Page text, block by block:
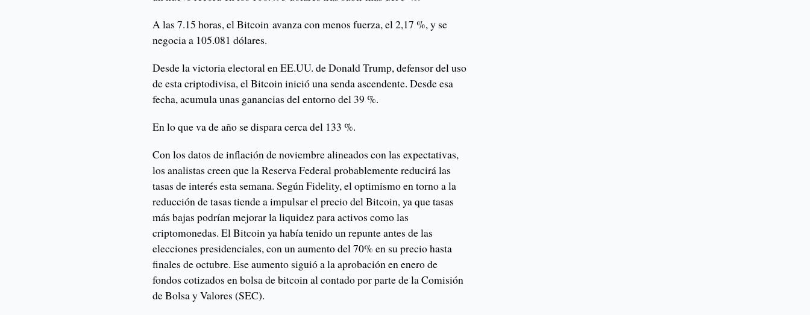
A las 7.15 horas, el Bitcoin avanza con menos fuerza, el 2,17 %, y se
negocia a 105.081 dólares.
Desde la victoria electoral en EE.UU. de Donald Trump, defensor del uso
de esta criptodivisa, el Bitcoin inició una senda ascendente. Desde esa
fecha, acumula unas ganancias del entorno del 39 %.
En lo que va de año se dispara cerca del 133 %.
Con los datos de inflación de noviembre alineados con las expectativas,
los analistas creen que la Reserva Federal probablemente reducirá las
tasas de interés esta semana. Según Fidelity, el optimismo en torno a la
reducción de tasas tiende a impulsar el precio del Bitcoin, ya que tasas
más bajas podrían mejorar la liquidez para activos como las
criptomonedas. El Bitcoin ya había tenido un repunte antes de las
elecciones presidenciales, con un aumento del 70% en su precio hasta
finales de octubre. Ese aumento siguió a la aprobación en enero de
fondos cotizados en bolsa de bitcoin al contado por parte de la Comisión
de Bolsa y Valores (SEC).